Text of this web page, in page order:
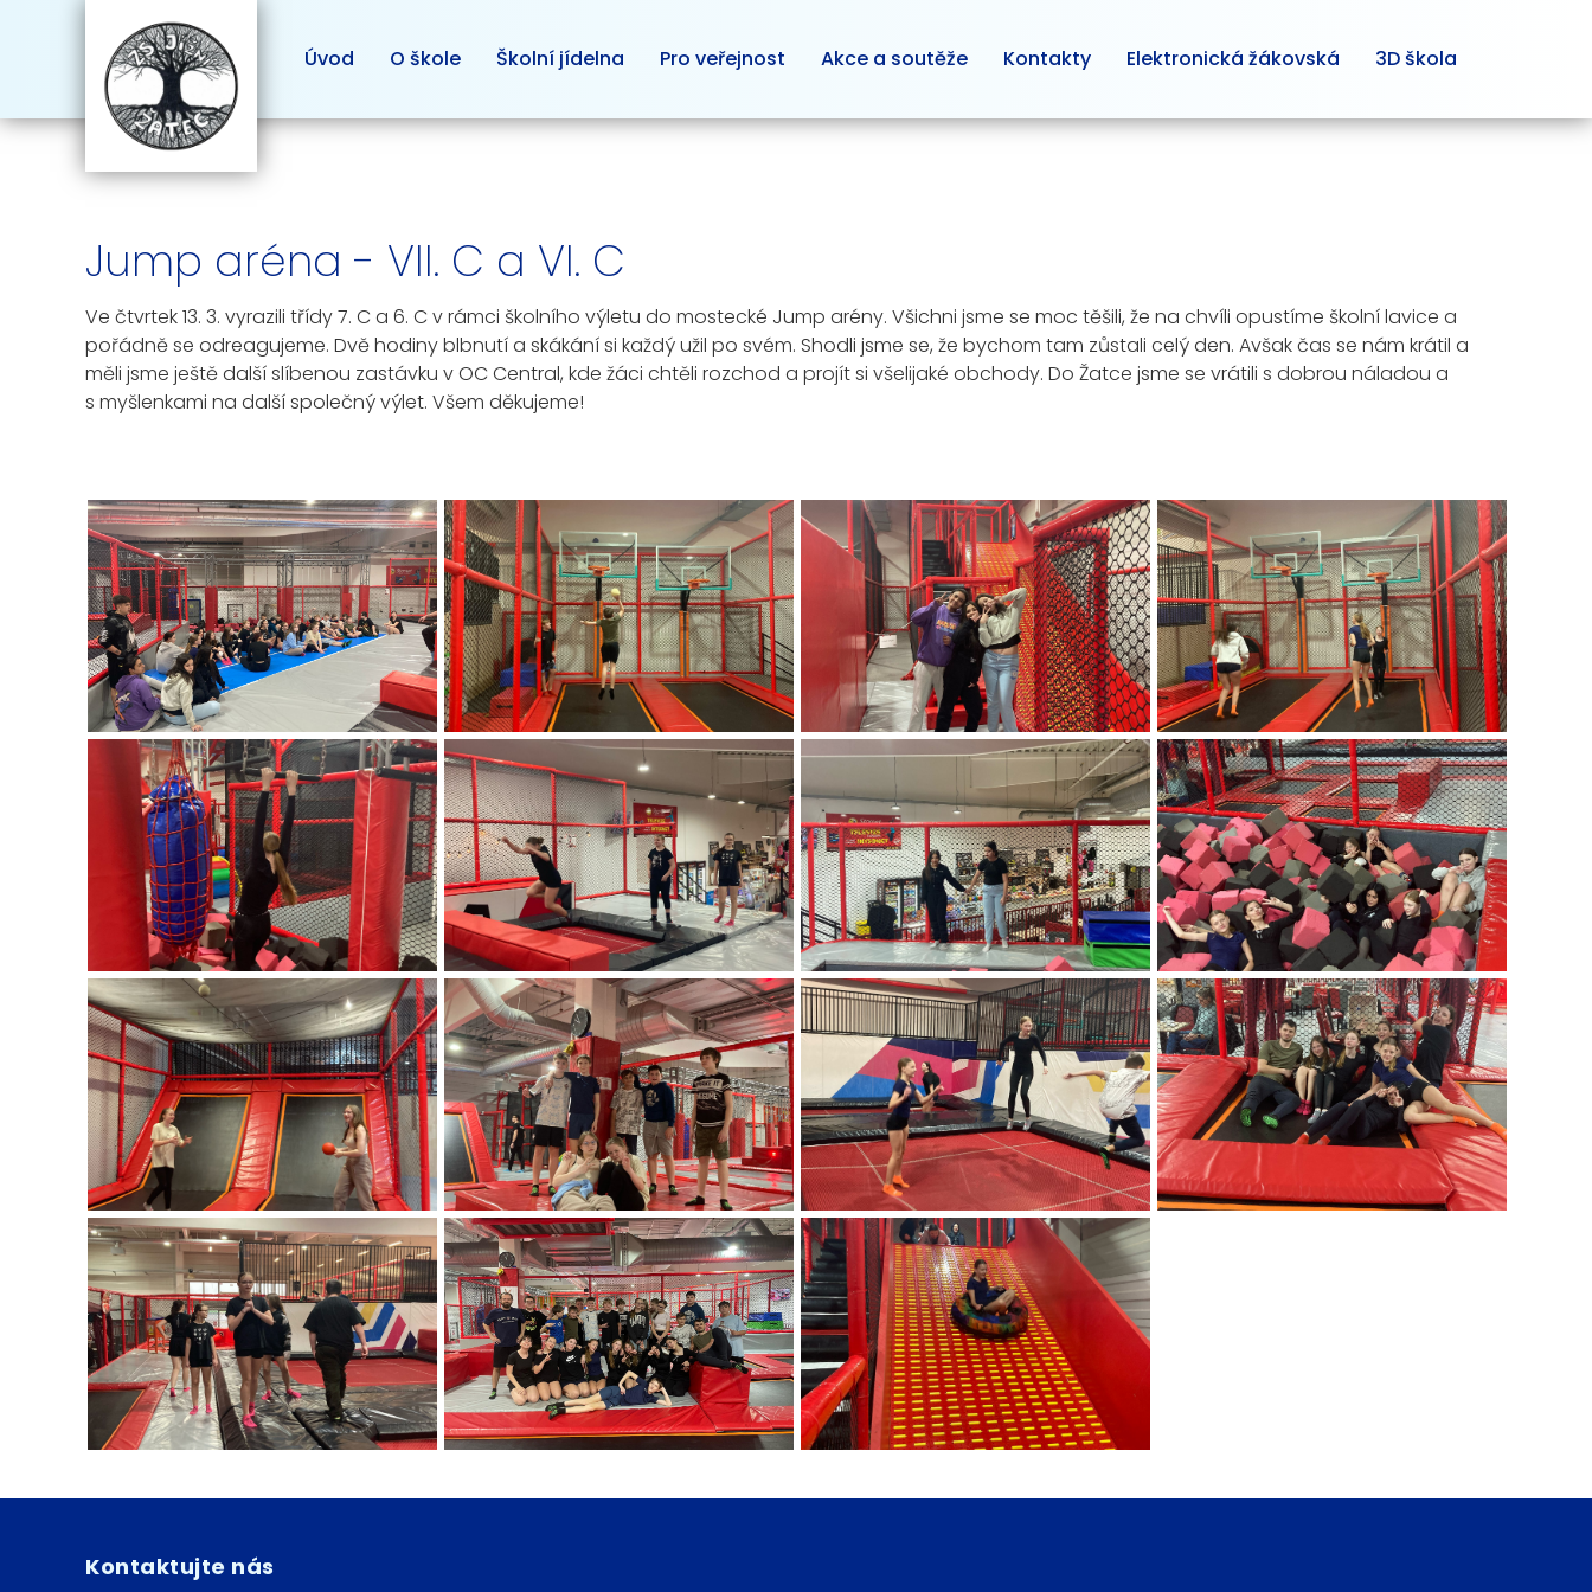
Úvod O škole Školní jídelna Pro veřejnost Akce a soutěže Kontakty Elektronická žákovská 3D škola
Jump aréna - VII. C a VI. C
Ve čtvrtek 13. 3. vyrazili třídy 7. C a 6. C v rámci školního výletu do mostecké Jump arény. Všichni jsme se moc těšili, že na chvíli opustíme školní lavice a
pořádně se odreagujeme. Dvě hodiny blbnutí a skákání si každý užil po svém. Shodli jsme se, že bychom tam zůstali celý den. Avšak čas se nám krátil a
měli jsme ještě další slíbenou zastávku v OC Central, kde žáci chtěli rozchod a projít si všelijaké obchody. Do Žatce jsme se vrátili s dobrou náladou a
s myšlenkami na další společný výlet. Všem děkujeme!
Kontaktujte nás